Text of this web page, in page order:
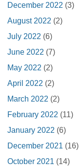
December 2022 (3)
August 2022 (2)
July 2022 (6)
June 2022 (7)
May 2022 (2)
April 2022 (2)
March 2022 (2)
February 2022 (11)
January 2022 (6)
December 2021 (16)
October 2021 (14)